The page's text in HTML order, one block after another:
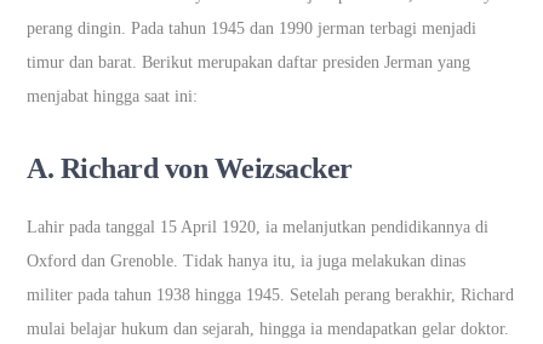
perang dingin. Pada tahun 1945 dan 1990 jerman terbagi menjadi
timur dan barat. Berikut merupakan daftar presiden Jerman yang
menjabat hingga saat ini:
A. Richard von Weizsacker
Lahir pada tanggal 15 April 1920, ia melanjutkan pendidikannya di
Oxford dan Grenoble. Tidak hanya itu, ia juga melakukan dinas
militer pada tahun 1938 hingga 1945. Setelah perang berakhir, Richard
mulai belajar hukum dan sejarah, hingga ia mendapatkan gelar doktor.